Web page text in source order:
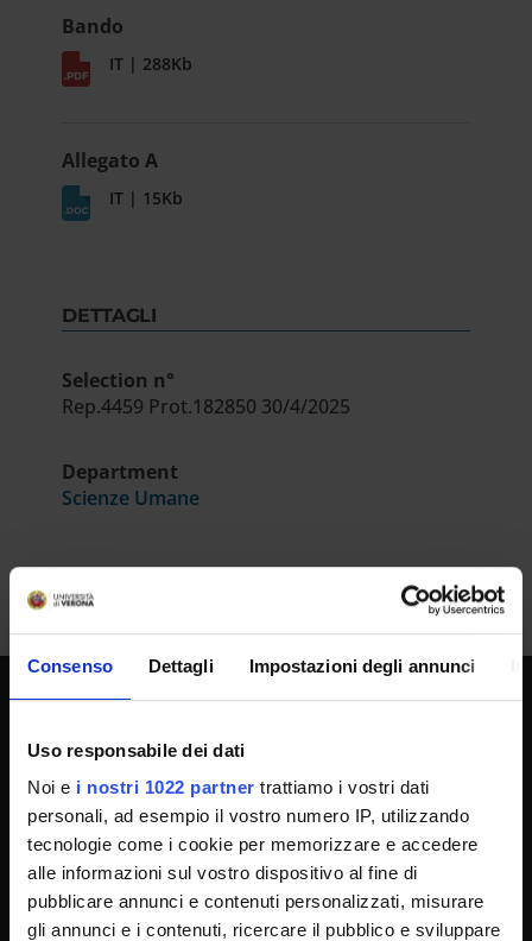
Consenso Dettagli Impostazioni degli annunci
Uso responsabile dei dati
Noi e i nostri 1022 partner trattiamo i vostri dati
personali, ad esempio il vostro numero IP, utilizzando
tecnologie come i cookie per memorizzare e accedere
alle informazioni sul vostro dispositivo al fine di
pubblicare annunci e contenuti personalizzati, misurare
gli annunci e i contenuti, ricercare il pubblico e sviluppare
Bando
IT | 288Kb
Allegato A
IT | 15Kb
DETTAGLI
Selection n°
Rep.4459 Prot.182850 30/4/2025
Department
Scienze Umane
Transparency
Official University Register
Job vacancies